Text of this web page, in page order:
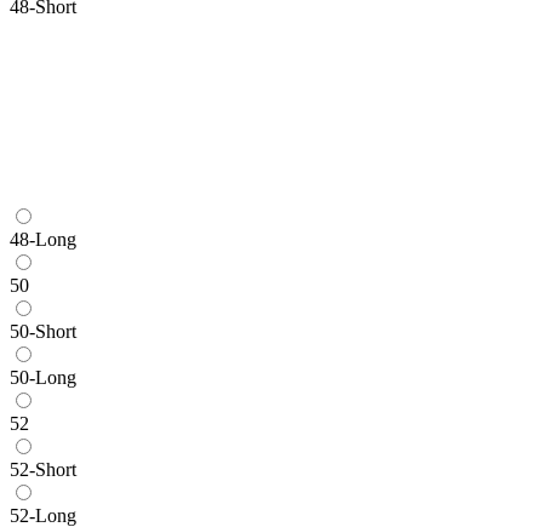
48-Short
48-Long
50
50-Short
50-Long
52
52-Short
52-Long